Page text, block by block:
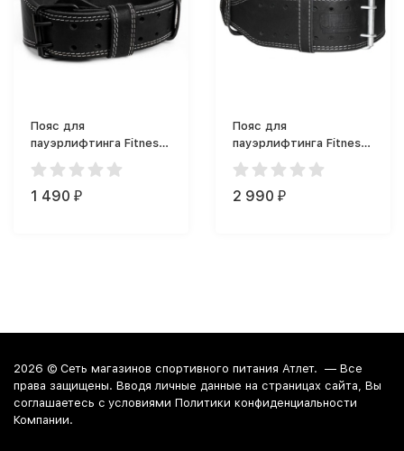
Пояс для
пауэрлифтинга Fitness
Formula 60 мм
двухслойный на пряжке
1 490 ₽
Пояс для
пауэрлифтинга Fitness
Formula 60/100мм на
пряжке двухслойный
2 990 ₽
2026 © Сеть магазинов спортивного питания Атлет. — Все
права защищены. Вводя личные данные на страницах сайта, Вы
соглашаетесь c условиями Политики конфиденциальности
Компании.